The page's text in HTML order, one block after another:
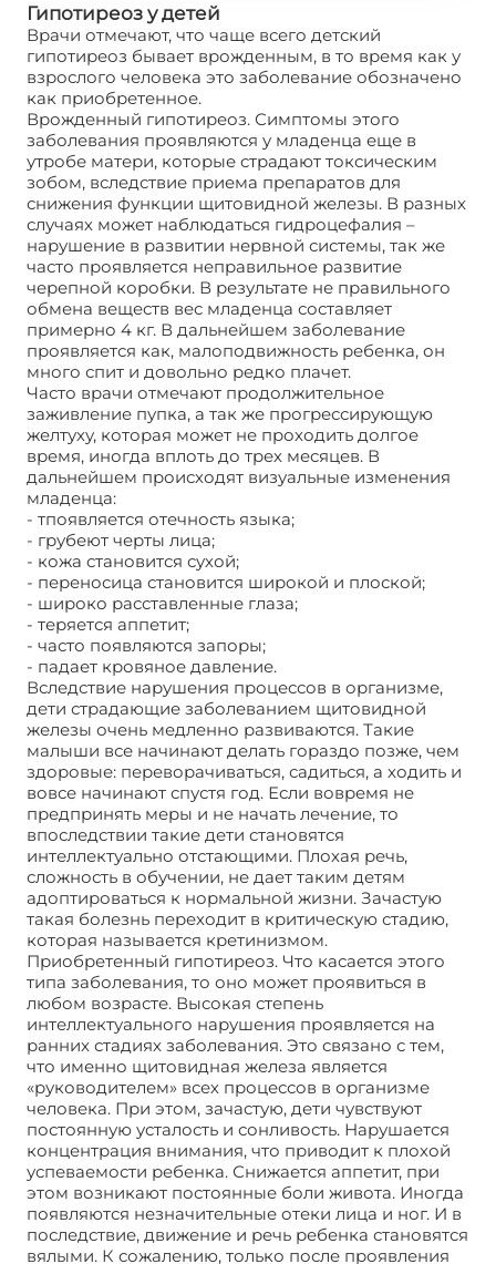
Гипотиреоз у детей
Врачи отмечают, что чаще всего детский
гипотиреоз бывает врожденным, в то время как у
взрослого человека это заболевание обозначено
как приобретенное.
Врожденный гипотиреоз. Симптомы этого
заболевания проявляются у младенца еще в
утробе матери, которые страдают токсическим
зобом, вследствие приема препаратов для
снижения функции щитовидной железы. В разных
случаях может наблюдаться гидроцефалия –
нарушение в развитии нервной системы, так же
часто проявляется неправильное развитие
черепной коробки. В результате не правильного
обмена веществ вес младенца составляет
примерно 4 кг. В дальнейшем заболевание
проявляется как, малоподвижность ребенка, он
много спит и довольно редко плачет.
Часто врачи отмечают продолжительное
заживление пупка, а так же прогрессирующую
желтуху, которая может не проходить долгое
время, иногда вплоть до трех месяцев. В
дальнейшем происходят визуальные изменения
младенца:
- тпоявляется отечность языка;
- грубеют черты лица;
- кожа становится сухой;
- переносица становится широкой и плоской;
- широко расставленные глаза;
- теряется аппетит;
- часто появляются запоры;
- падает кровяное давление.
Вследствие нарушения процессов в организме,
дети страдающие заболеванием щитовидной
железы очень медленно развиваются. Такие
малыши все начинают делать гораздо позже, чем
здоровые: переворачиваться, садиться, а ходить и
вовсе начинают спустя год. Если вовремя не
предпринять меры и не начать лечение, то
впоследствии такие дети становятся
интеллектуально отстающими. Плохая речь,
сложность в обучении, не дает таким детям
адоптироваться к нормальной жизни. Зачастую
такая болезнь переходит в критическую стадию,
которая называется кретинизмом.
Приобретенный гипотиреоз. Что касается этого
типа заболевания, то оно может проявиться в
любом возрасте. Высокая степень
интеллектуального нарушения проявляется на
ранних стадиях заболевания. Это связано с тем,
что именно щитовидная железа является
«руководителем» всех процессов в организме
человека. При этом, зачастую, дети чувствуют
постоянную усталость и сонливость. Нарушается
концентрация внимания, что приводит к плохой
успеваемости ребенка. Снижается аппетит, при
этом возникают постоянные боли живота. Иногда
появляются незначительные отеки лица и ног. И в
последствие, движение и речь ребенка становятся
вялыми. К сожалению, только после проявления